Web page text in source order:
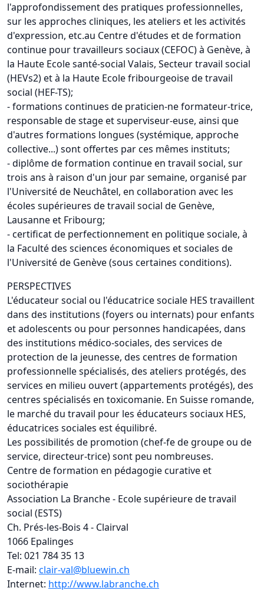
l'approfondissement des pratiques professionnelles,
sur les approches cliniques, les ateliers et les activités
d'expression, etc.au Centre d'études et de formation
continue pour travailleurs sociaux (CEFOC) à Genève, à
la Haute Ecole santé-social Valais, Secteur travail social
(HEVs2) et à la Haute Ecole fribourgeoise de travail
social (HEF-TS);
- formations continues de praticien-ne formateur-trice,
responsable de stage et superviseur-euse, ainsi que
d'autres formations longues (systémique, approche
collective...) sont offertes par ces mêmes instituts;
- diplôme de formation continue en travail social, sur
trois ans à raison d'un jour par semaine, organisé par
l'Université de Neuchâtel, en collaboration avec les
écoles supérieures de travail social de Genève,
Lausanne et Fribourg;
- certificat de perfectionnement en politique sociale, à
la Faculté des sciences économiques et sociales de
l'Université de Genève (sous certaines conditions).
PERSPECTIVES
L'éducateur social ou l'éducatrice sociale HES travaillent
dans des institutions (foyers ou internats) pour enfants
et adolescents ou pour personnes handicapées, dans
des institutions médico-sociales, des services de
protection de la jeunesse, des centres de formation
professionnelle spécialisés, des ateliers protégés, des
services en milieu ouvert (appartements protégés), des
centres spécialisés en toxicomanie. En Suisse romande,
le marché du travail pour les éducateurs sociaux HES,
éducatrices sociales est équilibré.
Les possibilités de promotion (chef-fe de groupe ou de
service, directeur-trice) sont peu nombreuses.
Centre de formation en pédagogie curative et
sociothérapie
Association La Branche - Ecole supérieure de travail
social (ESTS)
Ch. Prés-les-Bois 4 - Clairval
1066 Epalinges
Tel: 021 784 35 13
E-mail: clair-val@bluewin.ch
Internet: http://www.labranche.ch